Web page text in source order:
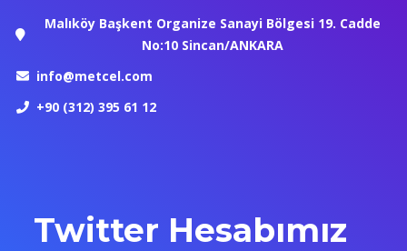
Malıköy Başkent Organize Sanayi Bölgesi 19. Cadde
No:10 Sincan/ANKARA
info@metcel.com
+90 (312) 395 61 12
Twitter Hesabımız